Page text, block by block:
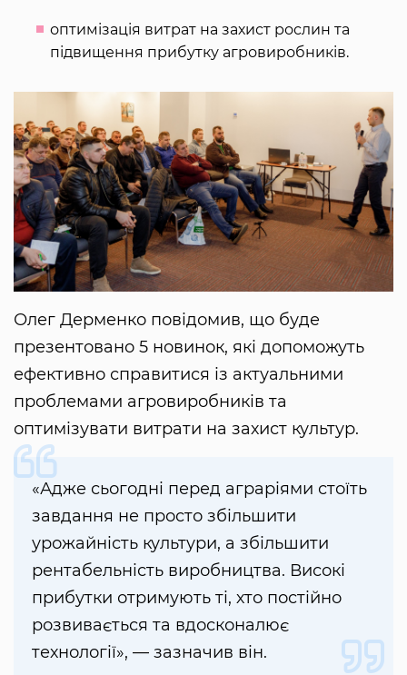
оптимізація витрат на захист рослин та
підвищення прибутку агровиробників.
Олег Дерменко повідомив, що буде
презентовано 5 новинок, які допоможуть
ефективно справитися із актуальними
проблемами агровиробників та
оптимізувати витрати на захист культур.
«Адже сьогодні перед аграріями стоїть
завдання не просто збільшити
урожайність культури, а збільшити
рентабельність виробництва. Високі
прибутки отримують ті, хто постійно
розвивається та вдосконалює
технології», — зазначив він.